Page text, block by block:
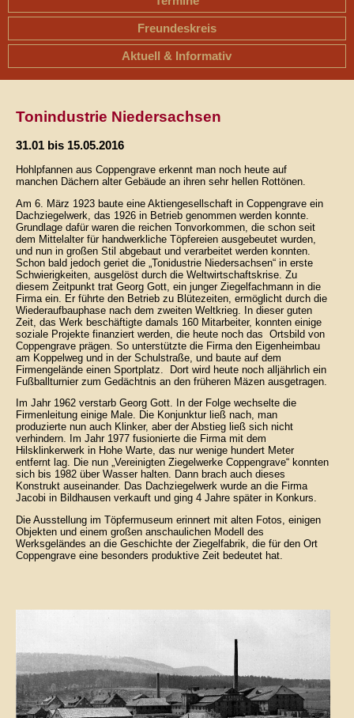
Freundeskreis
Aktuell & Informativ
Tonindustrie Niedersachsen
31.01 bis 15.05.2016
Hohlpfannen aus Coppengrave erkennt man noch heute auf
manchen Dächern alter Gebäude an ihren sehr hellen Rottönen.
Am 6. März 1923 baute eine Aktiengesellschaft in Coppengrave ein
Dachziegelwerk, das 1926 in Betrieb genommen werden konnte.
Grundlage dafür waren die reichen Tonvorkommen, die schon seit
dem Mittelalter für handwerkliche Töpfereien ausgebeutet wurden,
und nun in großen Stil abgebaut und verarbeitet werden konnten.
Schon bald jedoch geriet die „Tonidustrie Niedersachsen“ in erste
Schwierigkeiten, ausgelöst durch die Weltwirtschaftskrise. Zu
diesem Zeitpunkt trat Georg Gott, ein junger Ziegelfachmann in die
Firma ein. Er führte den Betrieb zu Blütezeiten, ermöglicht durch die
Wiederaufbauphase nach dem zweiten Weltkrieg. In dieser guten
Zeit, das Werk beschäftigte damals 160 Mitarbeiter, konnten einige
soziale Projekte finanziert werden, die heute noch das Ortsbild von
Coppengrave prägen. So unterstützte die Firma den Eigenheimbau
am Koppelweg und in der Schulstraße, und baute auf dem
Firmengelände einen Sportplatz. Dort wird heute noch alljährlich ein
Fußballturnier zum Gedächtnis an den früheren Mäzen ausgetragen.
Im Jahr 1962 verstarb Georg Gott. In der Folge wechselte die
Firmenleitung einige Male. Die Konjunktur ließ nach, man
produzierte nun auch Klinker, aber der Abstieg ließ sich nicht
verhindern. Im Jahr 1977 fusionierte die Firma mit dem
Hilsklinkerwerk in Hohe Warte, das nur wenige hundert Meter
entfernt lag. Die nun „Vereinigten Ziegelwerke Coppengrave“ konnten
sich bis 1982 über Wasser halten. Dann brach auch dieses
Konstrukt auseinander. Das Dachziegelwerk wurde an die Firma
Jacobi in Bildhausen verkauft und ging 4 Jahre später in Konkurs.
Die Ausstellung im Töpfermuseum erinnert mit alten Fotos, einigen
Objekten und einem großen anschaulichen Modell des
Werksgeländes an die Geschichte der Ziegelfabrik, die für den Ort
Coppengrave eine besonders produktive Zeit bedeutet hat.